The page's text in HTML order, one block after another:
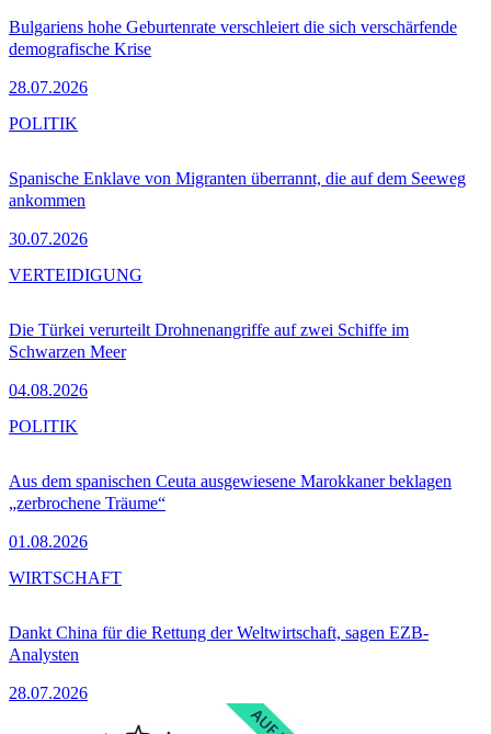
Bulgariens hohe Geburtenrate verschleiert die sich verschärfende
demografische Krise
28.07.2026
Spanische Enklave von Migranten überrannt, die auf dem Seeweg
ankommen
30.07.2026
POLITIK
Die Türkei verurteilt Drohnenangriffe auf zwei Schiffe im
Schwarzen Meer
04.08.2026
VERTEIDIGUNG
Aus dem spanischen Ceuta ausgewiesene Marokkaner beklagen
„zerbrochene Träume“
01.08.2026
POLITIK
Dankt China für die Rettung der Weltwirtschaft, sagen EZB-
Analysten
28.07.2026
WIRTSCHAFT